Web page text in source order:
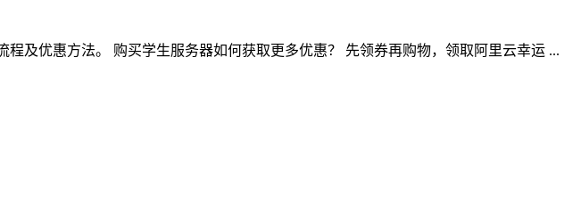
及优惠方法。 购买学生服务器如何获取更多优惠？ 先领券再购物，领取阿里云幸运 ...